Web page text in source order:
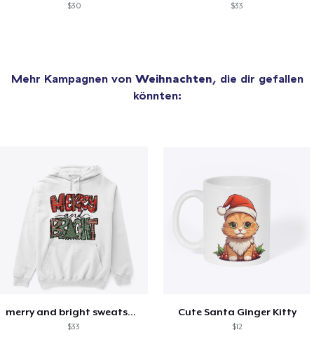
$30 $33
Mehr Kampagnen von Weihnachten, die dir gefallen
könnten:
merry and bright sweatshirt christmas
$33
Cute Santa Ginger Kitty
$12